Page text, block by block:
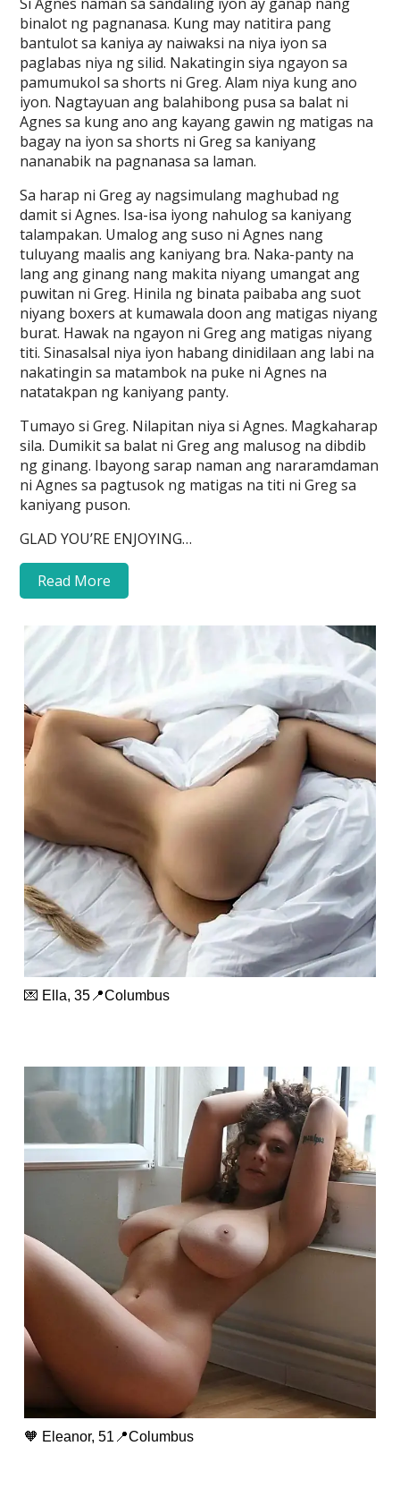
binalot ng pagnanasa. Kung may natitira pang
bantulot sa kaniya ay naiwaksi na niya iyon sa
paglabas niya ng silid. Nakatingin siya ngayon sa
pamumukol sa shorts ni Greg. Alam niya kung ano
iyon. Nagtayuan ang balahibong pusa sa balat ni
Agnes sa kung ano ang kayang gawin ng matigas na
bagay na iyon sa shorts ni Greg sa kaniyang
nananabik na pagnanasa sa laman.
Sa harap ni Greg ay nagsimulang maghubad ng
damit si Agnes. Isa-isa iyong nahulog sa kaniyang
talampakan. Umalog ang suso ni Agnes nang
tuluyang maalis ang kaniyang bra. Naka-panty na
lang ang ginang nang makita niyang umangat ang
puwitan ni Greg. Hinila ng binata paibaba ang suot
niyang boxers at kumawala doon ang matigas niyang
burat. Hawak na ngayon ni Greg ang matigas niyang
titi. Sinasalsal niya iyon habang dinidilaan ang labi na
nakatingin sa matambok na puke ni Agnes na
natatakpan ng kaniyang panty.
Tumayo si Greg. Nilapitan niya si Agnes. Magkaharap
sila. Dumikit sa balat ni Greg ang malusog na dibdib
ng ginang. Ibayong sarap naman ang nararamdaman
ni Agnes sa pagtusok ng matigas na titi ni Greg sa
kaniyang puson.
GLAD YOU’RE ENJOYING…
Read More
💌 Ella, 35📍Columbus
🧡 Eleanor, 51📍Columbus